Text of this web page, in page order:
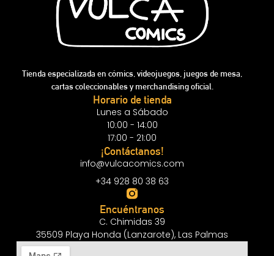
Tienda especializada en cómics, videojuegos, juegos de mesa,
cartas coleccionables y merchandising oficial.
Horario de tienda
Lunes a Sábado
10:00 - 14:00
17:00 - 21:00
¡Contáctanos!
info@vulcacomics.com
+34 928 80 38 63
Encuéntranos
C. Chimidas 39
35509 Playa Honda (Lanzarote), Las Palmas